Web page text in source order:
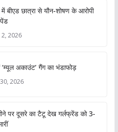
छात्रा से यौन-शोषण के आरोपी
2026
‘म्यूल अकाउंट’ गैंग का भंडाफोड़
2026
पर दूसरे का टैटू देख गर्लफ्रेंड को 3-